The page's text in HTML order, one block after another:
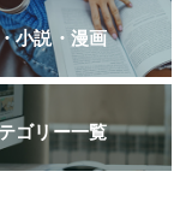
小説・漫画
ゴリー一覧